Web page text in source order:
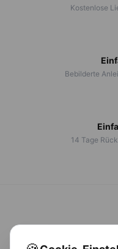
Kostenlose
Bebilderte
14 Tage